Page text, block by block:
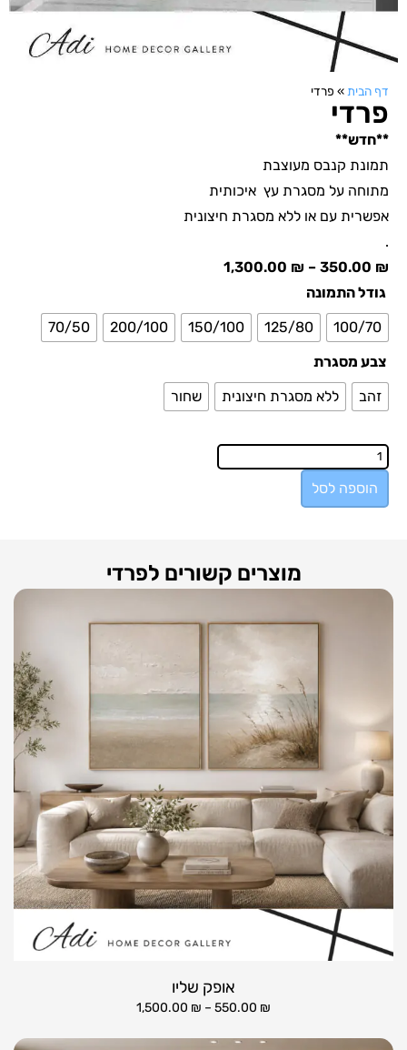
דף הבית » פרדי
פרדי
**חדש**
תמונת קנבס מעוצבת
מתוחה על מסגרת עץ איכותית
אפשרית עם או ללא מסגרת חיצונית
.
350.00 ₪
–
1,300.00 ₪
גודל התמונה
100/70
125/80
150/100
200/100
70/50
צבע מסגרת
זהב
ללא מסגרת חיצונית שחור
הוספה לסל
מוצרים קשורים לפרדי
אופק שליו
550.00 ₪
–
1,500.00 ₪